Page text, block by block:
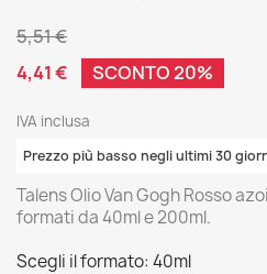
5,51 €
4,41 €
SCONTO 20%
IVA inclusa
Prezzo più basso negli ultimi 30
Talens Olio Van Gogh Rosso
formati da 40ml e 200ml.
Scegli il formato: 40ml